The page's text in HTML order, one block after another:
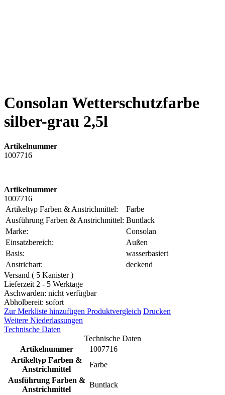
Consolan Wetterschutzfarbe
silber-grau 2,5l
Artikelnummer
1007716
Artikelnummer
1007716
Artikeltyp Farben & Anstrichmittel:
Farbe
Ausführung Farben & Anstrichmittel: Buntlack
Marke:
Consolan
Einsatzbereich:
Außen
Basis:
wasserbasiert
Anstrichart:
deckend
Versand ( 5 Kanister )
Lieferzeit 2 - 5 Werktage
Aschwarden: nicht verfügbar
Abholbereit: sofort
Zur Merkliste hinzufügen Produktvergleich Drucken
Weitere Niederlassungen
Technische Daten
Technische Daten
Artikelnummer
1007716
Artikeltyp Farben &
Anstrichmittel
Farbe
Ausführung Farben &
Anstrichmittel
Buntlack